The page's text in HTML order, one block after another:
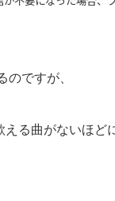
のですが、
る曲がないほど